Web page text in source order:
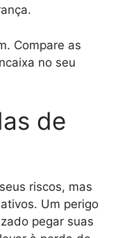
Compare as
no seu
de
riscos, mas
Um perigo
pegar suas